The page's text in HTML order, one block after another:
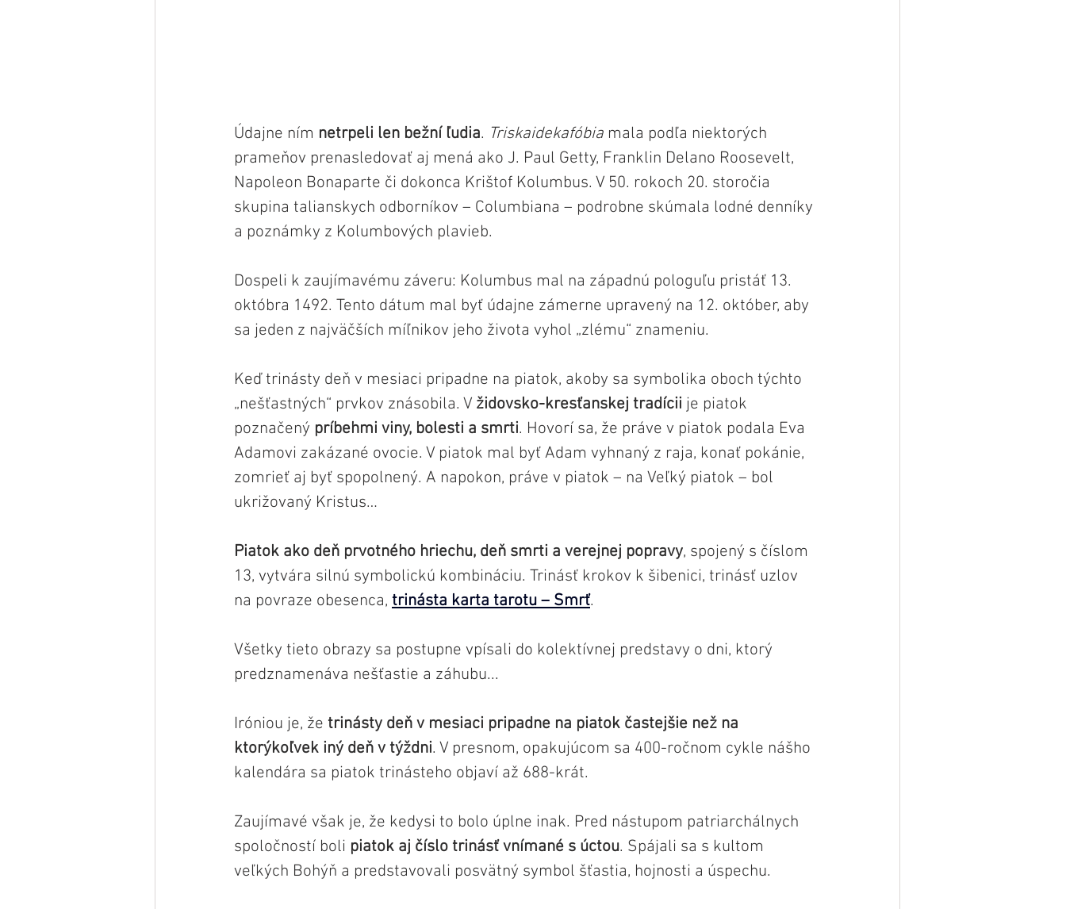
Údajne ním netrpeli len bežní ľudia. Triskaidekafóbia mala podľa niektorých
prameňov prenasledovať aj mená ako J. Paul Getty, Franklin Delano Roosevelt,
Napoleon Bonaparte či dokonca Krištof Kolumbus. V 50. rokoch 20. storočia
skupina talianskych odborníkov – Columbiana – podrobne skúmala lodné denníky
a poznámky z Kolumbových plavieb.
Dospeli k zaujímavému záveru: Kolumbus mal na západnú pologuľu pristáť 13.
októbra 1492. Tento dátum mal byť údajne zámerne upravený na 12. október, aby
sa jeden z najväčších míľnikov jeho života vyhol „zlému“ znameniu.
Keď trinásty deň v mesiaci pripadne na piatok, akoby sa symbolika oboch týchto
„nešťastných“ prvkov znásobila. V židovsko-kresťanskej tradícii je piatok
poznačený príbehmi viny, bolesti a smrti. Hovorí sa, že práve v piatok podala Eva
Adamovi zakázané ovocie. V piatok mal byť Adam vyhnaný z raja, konať pokánie,
zomrieť aj byť spopolnený. A napokon, práve v piatok – na Veľký piatok – bol
ukrižovaný Kristus…
Piatok ako deň prvotného hriechu, deň smrti a verejnej popravy, spojený s číslom
13, vytvára silnú symbolickú kombináciu. Trinásť krokov k šibenici, trinásť uzlov
na povraze obesenca, trinásta karta tarotu – Smrť.
Všetky tieto obrazy sa postupne vpísali do kolektívnej predstavy o dni, ktorý
predznamenáva nešťastie a záhubu...
Iróniou je, že trinásty deň v mesiaci pripadne na piatok častejšie než na
ktorýkoľvek iný deň v týždni. V presnom, opakujúcom sa 400-ročnom cykle nášho
kalendára sa piatok trinásteho objaví až 688-krát.
Zaujímavé však je, že kedysi to bolo úplne inak. Pred nástupom patriarchálnych
spoločností boli piatok aj číslo trinásť vnímané s úctou. Spájali sa s kultom
veľkých Bohýň a predstavovali posvätný symbol šťastia, hojnosti a úspechu.